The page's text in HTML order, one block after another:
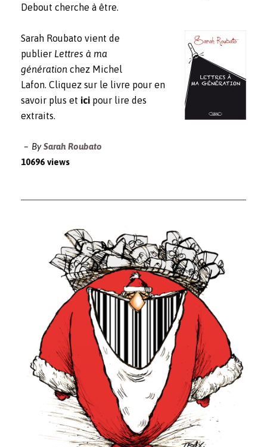
Debout cherche à être.
Sarah Roubato vient de
publier Lettres à ma
génération chez Michel
Lafon. Cliquez sur le livre pour en
savoir plus et ici pour lire des
extraits.
BySarah Roubato
10696 views